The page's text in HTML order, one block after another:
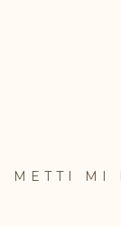
METTI MI